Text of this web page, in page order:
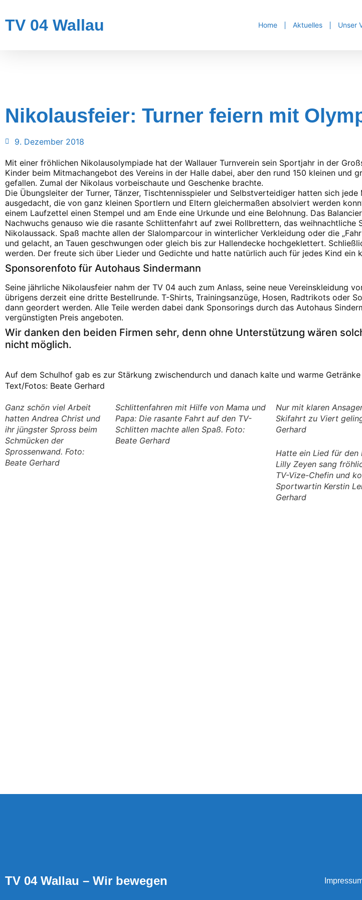
TV 04 Wallau Home Aktuelles Unser
Nikolausfeier: Turner feiern mit
9. Dezember 2018
Mit einer fröhlichen Nikolausolympiade hat der Wallauer Turnverein sein Sportjahr in der
Kinder beim Mitmachangebot des Vereins in der Halle dabei, aber den rund 150 kleinen und
gefallen. Zumal der Nikolaus vorbeischaute und Geschenke brachte.
Die Übungsleiter der Turner, Tänzer, Tischtennisspieler und Selbstverteidiger hatten sich
ausgedacht, die von ganz kleinen Sportlern und Eltern gleichermaßen absolviert werden
einem Laufzettel einen Stempel und am Ende eine Urkunde und eine Belohnung. Das
Nachwuchs genauso wie die rasante Schlittenfahrt auf zwei Rollbrettern, das weihnachtliche
Nikolaussack. Spaß machte allen der Slalomparcour in winterlicher Verkleidung oder die
und gelacht, an Tauen geschwungen oder gleich bis zur Hallendecke hochgeklettert.
werden. Der freute sich über Lieder und Gedichte und hatte natürlich auch für jedes Kind ein
Sponsorenfoto für Autohaus Sindermann
Seine jährliche Nikolausfeier nahm der TV 04 auch zum Anlass, seine neue Vereinskleidung
übrigens derzeit eine dritte Bestellrunde. T-Shirts, Trainingsanzüge, Hosen, Radtrikots oder
dann geordert werden. Alle Teile werden dabei dank Sponsorings durch das Autohaus
vergünstigten Preis angeboten.
Wir danken den beiden Firmen sehr, denn ohne Unterstützung wären
nicht möglich.
Auf dem Schulhof gab es zur Stärkung zwischendurch und danach kalte und warme
Text/Fotos: Beate Gerhard
Ganz schön viel Arbeit
hatten Andrea Christ und
ihr jüngster Spross beim
Schmücken der
Sprossenwand. Foto:
Beate Gerhard
Schlittenfahren mit Hilfe von Mama und
Papa: Die rasante Fahrt auf den TV-
Schlitten machte allen Spaß. Foto:
Beate Gerhard
Nur mit klaren
Skifahrt zu Viert
Gerhard
Hatte ein Lied für den
Lilly Zeyen sang
TV-Vize-Chefin und
Sportwartin Kerstin
Gerhard
TV 04 Wallau – Wir bewegen